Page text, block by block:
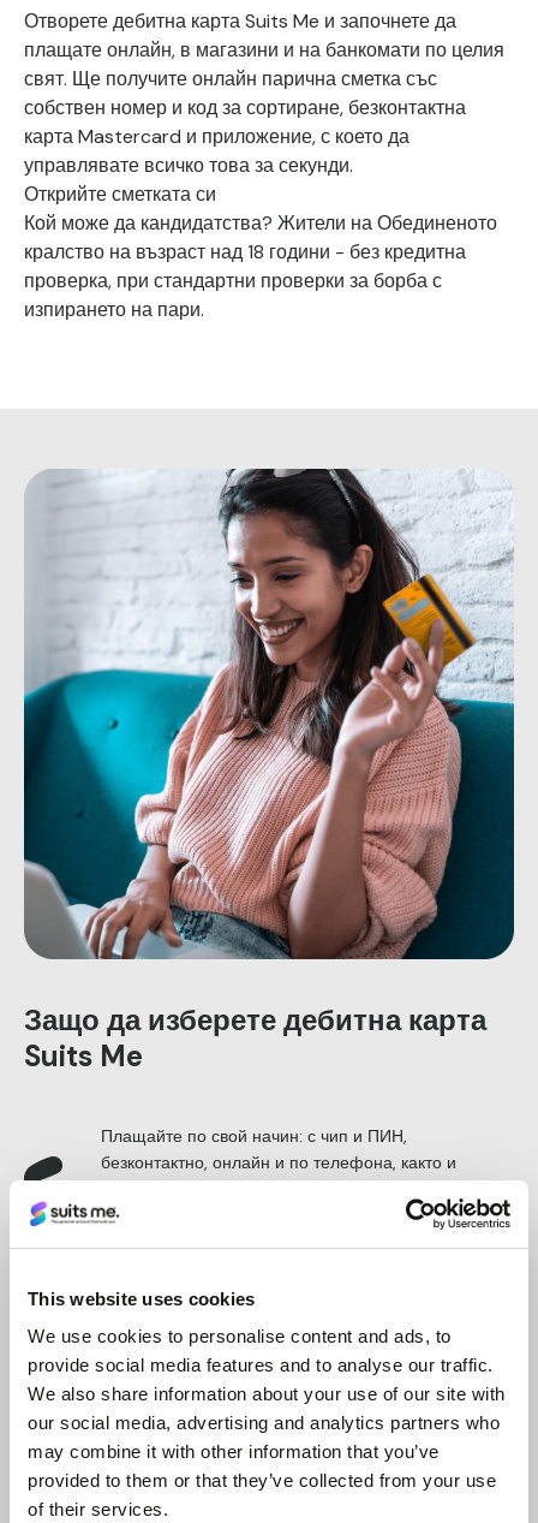
This website uses cookies
We use cookies to personalise content and ads, to
provide social media features and to analyse our traffic.
We also share information about your use of our site with
our social media, advertising and analytics partners who
may combine it with other information that you’ve
provided to them or that they’ve collected from your use
of their services.
Отворете дебитна карта Suits Me и започнете да
плащате онлайн, в магазини и на банкомати по целия
свят. Ще получите онлайн парична сметка със
собствен номер и код за сортиране, безконтактна
карта Mastercard и приложение, с което да
управлявате всичко това за секунди.
Открийте сметката си
Кой може да кандидатства? Жители на Обединеното
кралство на възраст над 18 години - без кредитна
проверка, при стандартни проверки за борба с
изпирането на пари.
Защо да изберете дебитна карта
Suits Me
Плащайте по свой начин: с чип и ПИН,
безконтактно, онлайн и по телефона, както и
приема Mastercard.
Използвайте я навсякъде по света, където виждате
незабавно в приложението, ако тя изчезне.
Удобен за бюджета: не се притеснявайте за
овърдрафт. Можете да харчите само това, което е в
сметката ви.
Незабавно връщане на пари при ежедневно
пазаруване с големи британски марки.